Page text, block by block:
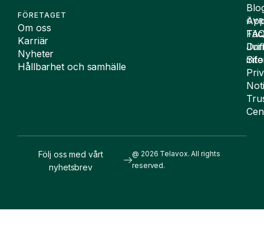
FÖRETAGET
Om oss
Karriär
Nyheter
Hållbarhet och samhälle
@ 2026 Telavox. All rights
reserved.
Följ oss med vårt
nyhetsbrev